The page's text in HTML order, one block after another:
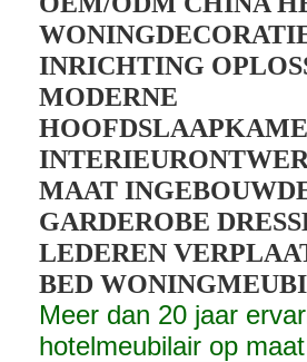
INRICHTING
MODERNE
MAAT
GARDEROBE
LEDEREN
BED
Meer dan 20 jaar
hotelmeubilair op maat